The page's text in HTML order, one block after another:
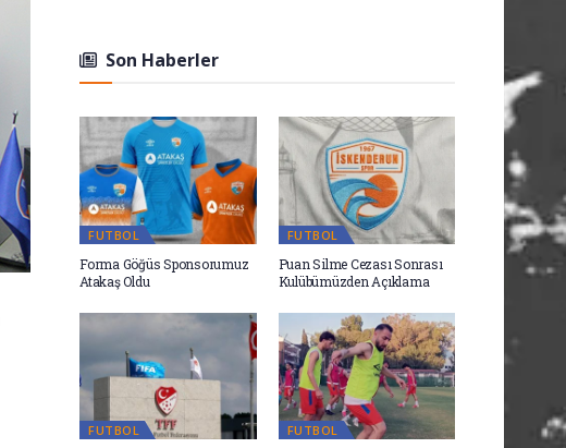
Son Haberler
FUTBOL
Forma Göğüs Sponsorumuz
Atakaş Oldu
FUTBOL
Puan Silme Cezası Sonrası
Kulübümüzden Açıklama
FUTBOL FUTBOL